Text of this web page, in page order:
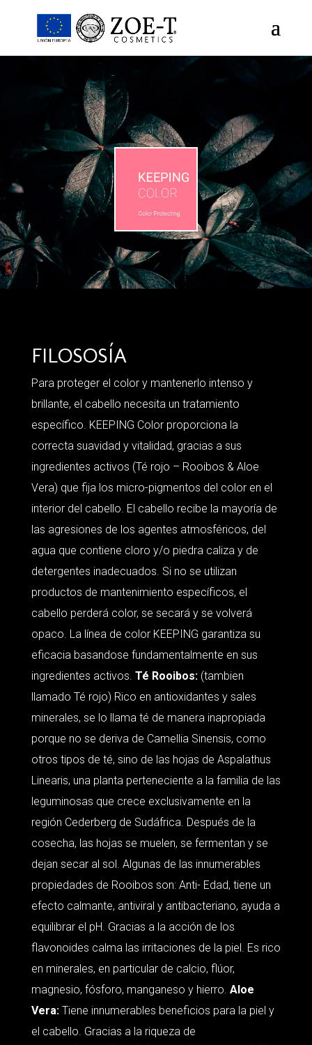
FILOSOSÍA
Para proteger el color y mantenerlo intenso y
brillante, el cabello necesita un tratamiento
específico. KEEPING Color proporciona la
correcta suavidad y vitalidad, gracias a sus
ingredientes activos (Té rojo – Rooibos & Aloe
Vera) que fija los micro-pigmentos del color en el
interior del cabello. El cabello recibe la mayoría de
las agresiones de los agentes atmosféricos, del
agua que contiene cloro y/o piedra caliza y de
detergentes inadecuados. Si no se utilizan
productos de mantenimiento específicos, el
cabello perderá color, se secará y se volverá
opaco. La línea de color KEEPING garantiza su
eficacia basandose fundamentalmente en sus
ingredientes activos. Té Rooibos:(tambien
llamado Té rojo) Rico en antioxidantes y sales
minerales, se lo llama té de manera inapropiada
porque no se deriva de Camellia Sinensis, como
otros tipos de té, sino de las hojas de Aspalathus
Linearis, una planta perteneciente a la familia de las
leguminosas que crece exclusivamente en la
región Cederberg de Sudáfrica. Después de la
cosecha, las hojas se muelen, se fermentan y se
dejan secar al sol. Algunas de las innumerables
propiedades de Rooibos son: Anti- Edad, tiene un
efecto calmante, antiviral y antibacteriano, ayuda a
equilibrar el pH. Gracias a la acción de los
flavonoides calma las irritaciones de la piel. Es rico
en minerales, en particular de calcio, flúor,
magnesio, fósforo, manganeso y hierro. Aloe
Vera:Tiene innumerables beneficios para la piel y
el cabello. Gracias a la riqueza de